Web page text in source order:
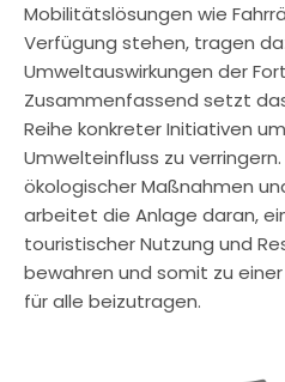
Mobilitätslösungen wie
Verfügung stehen, tragen
Umweltauswirkungen der
Zusammenfassend setzt
Reihe konkreter Initiativen
Umwelteinfluss zu
ökologischer Maßnahmen
arbeitet die Anlage daran,
touristischer Nutzung und
bewahren und somit zu
für alle beizutragen.